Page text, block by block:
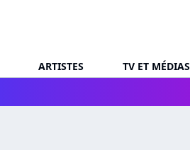
ARTISTES TV ET MÉDIAS